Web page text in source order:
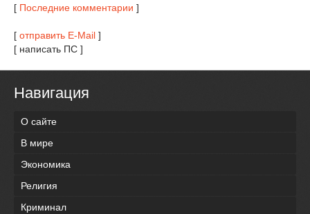
[ Последние комментарии ]
[ отправить E-Mail ]
[ написать ПС ]
Навигация
О сайте
В мире
Экономика
Религия
Криминал